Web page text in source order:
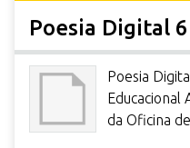
Poesia Digital 6
Poesia
Educacional
da Oficina